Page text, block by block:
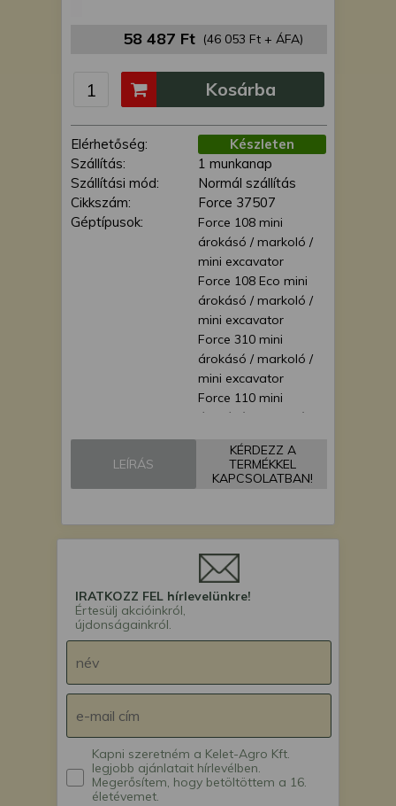
58 487 Ft (46 053 Ft + ÁFA)
Elérhetőség:
Készleten
Szállítás:
1 munkanap
Szállítási mód:
Normál szállítás
Cikkszám:
Force 37507
Géptípusok:
Force 108 mini
árokásó / markoló /
mini excavator
Force 108 Eco mini
árokásó / markoló /
mini excavator
Force 310 mini
árokásó / markoló /
mini excavator
Force 110 mini
árokásó / markoló /
Force 110 Ex mini
árokásó / markoló /
Kosárba
LEÍRÁS
KÉRDEZZ A
TERMÉKKEL
KAPCSOLATBAN!
IRATKOZZ FEL hírlevelünkre!
Értesülj akcióinkról,
újdonságainkról.
Kapni szeretném a Kelet-Agro Kft.
legjobb ajánlatait hírlevélben.
Megerősítem, hogy betöltöttem a 16.
életévemet.
is felhasználhatunk. A megfelelő helyre
kattintva hozzájárulhat ahhoz, hogy mi
és a partnereink a fent leírtak szerint
adatkezelést végezzünk. Másik
lehetőségként a hozzájárulás
megadása vagy elutasítása előtt
részletesebb információkhoz juthat, és
megváltoztathatja beállításait. Felhívjuk
figyelmét, hogy személyes adatainak
bizonyos kezeléséhez nem feltétlenül
szükséges az Ön hozzájárulása, de
jogában áll tiltakozni az ilyen jellegű
adatkezelés ellen. A beállításai csak erre
a weboldalra érvényesek. Erre a
webhelyre visszatérve vagy az
adatvédelmi szabályzatunk segítségével
bármikor megváltoztathatja a